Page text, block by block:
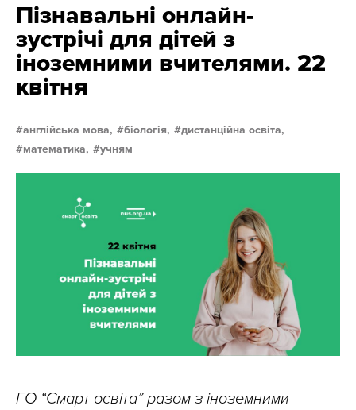
Пізнавальні онлайн-
зустрічі для дітей з
іноземними вчителями. 22
квітня
англійська мова, біологія,
дистанційна освіта,
математика,
учням
ГО “Смарт освіта” разом з іноземними